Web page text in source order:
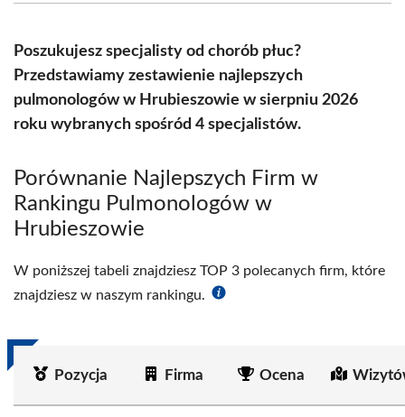
(Twitter)
Poszukujesz specjalisty od chorób płuc?
Przedstawiamy zestawienie najlepszych
pulmonologów w Hrubieszowie w sierpniu 2026
roku wybranych spośród 4 specjalistów.
Porównanie Najlepszych Firm w
Rankingu Pulmonologów w
Hrubieszowie
W poniższej tabeli znajdziesz TOP 3 polecanych firm, które
znajdziesz w naszym rankingu.
Pozycja Firma Ocena